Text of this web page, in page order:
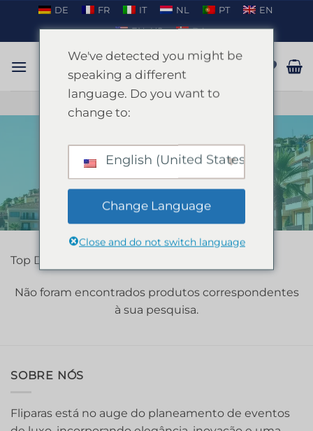
o
conteúdo
DE FR IT NL PT
EN
EN_US
DA
CONVERSAR NO WHATSAPP
INÍCIO / LLORET
FILTRAR
Top Destination Lloret
Não foram encontrados produtos correspondentes
à sua pesquisa.
SOBRE NÓS
Fliparas está no auge do planeamento de eventos
We've detected you might be
speaking a different
language. Do you want to
change to:
English (United States)
Change Language
Close and do not switch language